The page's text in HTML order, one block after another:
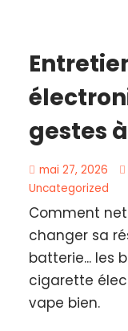
gestes
mai 27, 2026
Uncategorized
Comment
changer sa
batterie... les
cigarette
vape bien.